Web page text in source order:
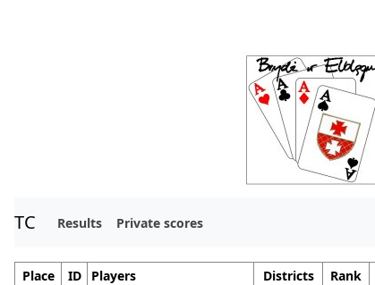
TC Results Private scores
Place ID Players Districts Rank